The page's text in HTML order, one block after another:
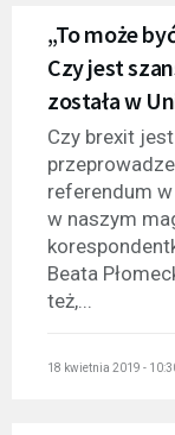
„To może
Czy jest
została w
Czy brexit
referendum
w naszym
Beata
też,...
18 kwietnia 2019 -